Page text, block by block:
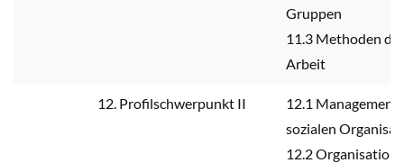
Gruppen
11.3 Methoden
Arbeit
12. Profilschwerpunkt II
12.1 Management
sozialen
12.2